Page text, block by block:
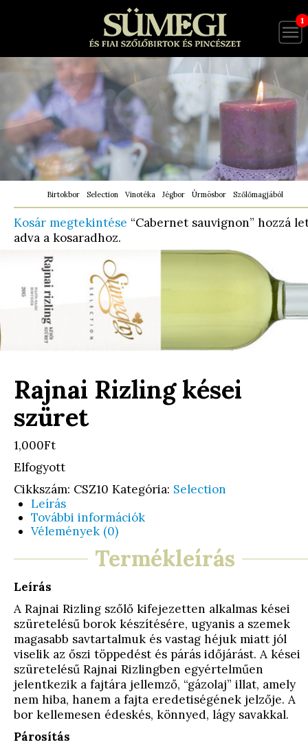
1
Birtokbor Selection Vinotéka Jégbor Ürmösbor Szőlőmagjából
Kosár megtekintése “Cabernet sauvignon” hozzá
adva a kosaradhoz.
Rajnai Rizling kései
szüret
1,000Ft
Elfogyott
Cikkszám: CSZ10 Kategória: Selection
Leírás
További információk
Vélemények (0)
Termékleírás
Leírás
A Rajnai Rizling szőlő kifejezetten alkalmas kései
szüretelésű borok készítésére, ugyanis a szemek
magasabb savtartalmuk és vastag héjuk miatt jól
viselik az őszi töppedést és párás időjárást. A kései
szüretelésű Rajnai Rizlingben egyértelműen
jelentkezik a fajtára jellemző, “gázolaj” illat, amely
nem hiba, hanem a fajta eredetiségének jelzője. A
bor kellemesen édeskés, könnyed, lágy savakkal.
Párosítás